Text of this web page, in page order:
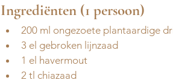
Ingrediënten (1 persoon)
200 ml ongezoete plantaardige
3 el gebroken lijnzaad
1 el havermout
2 tl chiazaad